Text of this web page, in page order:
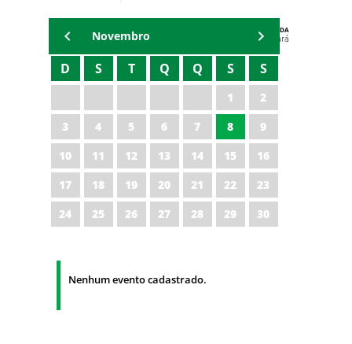
AGENDA
Polícia Militar do Ceará
Novembro
D S T Q Q S S
1
2
3
4 5 6 7 8
9
10
11 12 13 14 15
16
17
18 19 20 21 22
23
24
25 26 27 28 29 30
Nenhum evento cadastrado.